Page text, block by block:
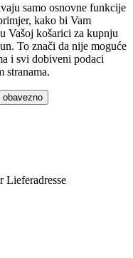
samo osnovne funkcije
kako bi Vam
Vašoj košarici za kupnju
To znači da nije moguće
i svi dobiveni podaci
stranama.
obavezno
Lieferadresse